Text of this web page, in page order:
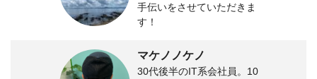
手伝いをさせていただきま
す！
マケノノケノ
30代後半のIT系会社員。10